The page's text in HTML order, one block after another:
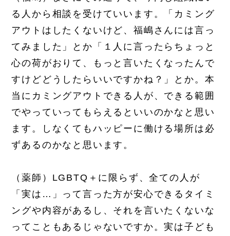
る人から相談を受けていいます。「カミング
アウトはしたくないけど、福嶋さんには言っ
てみました」とか「１人に言ったらちょっと
心の荷がおりて、もっと言いたくなったんで
すけどどうしたらいいですかね？」とか。本
当にカミングアウトできる人が、できる範囲
でやっていってもらえるといいのかなと思い
ます。しなくてもハッピーに働ける場所は必
ずあるのかなと思います。
（薬師）LGBTQ＋に限らず、全ての人が
「実は…」って言った方が安心できるタイミ
ングや内容があるし、それを言いたくないな
ってこともあるじゃないですか。実は子ども